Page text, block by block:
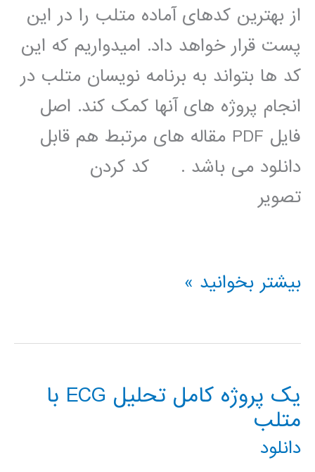
از بهترین کدهای آماده متلب را در این
پست قرار خواهد داد. امیدواریم که این
کد ها بتواند به برنامه نویسان متلب در
انجام پروژه های آنها کمک کند. اصل
فایل PDF مقاله های مرتبط هم قابل
دانلود می باشد . کد کردن
تصویر
دانلود
متلب
بیشتر بخوانید »
یک پروژه کامل تحلیل ECG با
متلب
دانلود